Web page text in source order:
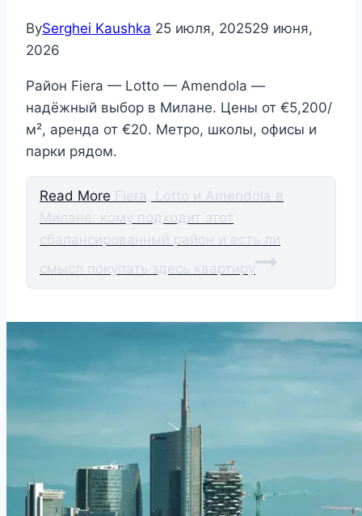
BySerghei Kaushka 25 июля, 202529 июня,
2026
Район Fiera — Lotto — Amendola —
надёжный выбор в Милане. Цены от €5,200/
м², аренда от €20. Метро, школы, офисы и
парки рядом.
Read More Fiera, Lotto и Amendola в
Милане: кому подходит этот
сбалансированный район и есть ли
смысл покупать здесь квартиру